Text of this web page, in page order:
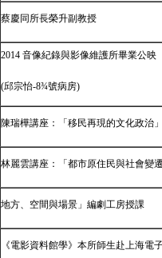
蔡慶同所長榮升副教授
2014 音像紀錄與影像維護所畢業公映
(邱宗怡-8¾號病房)
陳瑞樺講座：「移民再現的文化政治」
林麗雲講座：「都市原住民與社會變遷
地方、空間與場景」編劇工房授課
《電影資料館學》本所師生赴上海電